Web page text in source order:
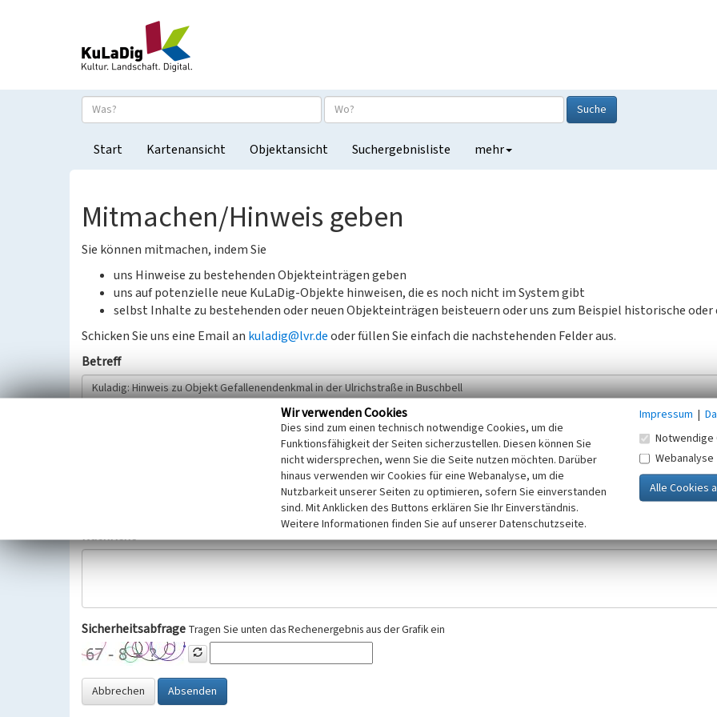
Suche
Start Kartenansicht Objektansicht Suchergebnisliste mehr
Mitmachen/Hinweis geben
Sie können mitmachen, indem Sie
uns Hinweise zu bestehenden Objekteinträgen geben
uns auf potenzielle neue KuLaDig-Objekte hinweisen, die es noch nicht im System gibt
selbst Inhalte zu bestehenden oder neuen Objekteinträgen beisteuern oder uns zum Beispiel historische oder
Schicken Sie uns eine Email an kuladig@lvr.deoder füllen Sie einfach die nachstehenden Felder aus.
Betreff
Wir bitten Sie um freiwillige Angabe Ihres Namens und Ihrer E-Mail-Adresse. Ihre Angaben werden ausschließlich im Rahmen der KuLaDig-
Selbstverständlich werden diese entsprechend der Vorschriften des Telemediengesetzes, des Datenschutzgesetzes NRW und der seit
Datenschutzgrundverordnung (EU-DSGVO) vertraulich behandelt, beachten Sie bitte unsere Hinweise zumDatenschutz
Nachricht
Sicherheitsabfrage Tragen Sie unten das Rechenergebnis aus der Grafik ein
Abbrechen Absenden
Wir verwenden Cookies
Dies sind zum einen technisch notwendige Cookies, um die
Funktionsfähigkeit der Seiten sicherzustellen. Diesen können Sie
nicht widersprechen, wenn Sie die Seite nutzen möchten. Darüber
hinaus verwenden wir Cookies für eine Webanalyse, um die
Nutzbarkeit unserer Seiten zu optimieren, sofern Sie einverstanden
sind. Mit Anklicken des Buttons erklären Sie Ihr Einverständnis.
Weitere Informationen finden Sie auf unserer Datenschutzseite.
Impressum |
Notwendige
Webanalyse